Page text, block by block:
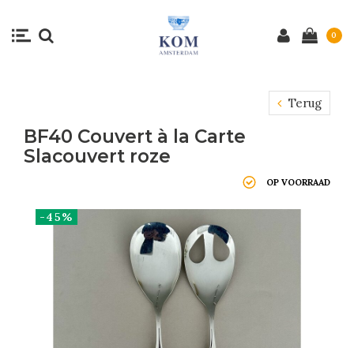
0
Terug
BF40 Couvert à la Carte
Slacouvert roze
OP VOORRAAD
-45%